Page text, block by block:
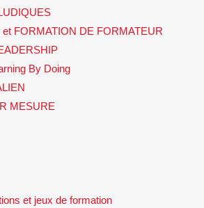
FORMATION DE FORMATEUR
By Doing
MESURE
et jeux de formation